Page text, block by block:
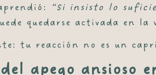
“Si insisto lo
quedarse activada en la
tu reacción no es un
del apego ansioso